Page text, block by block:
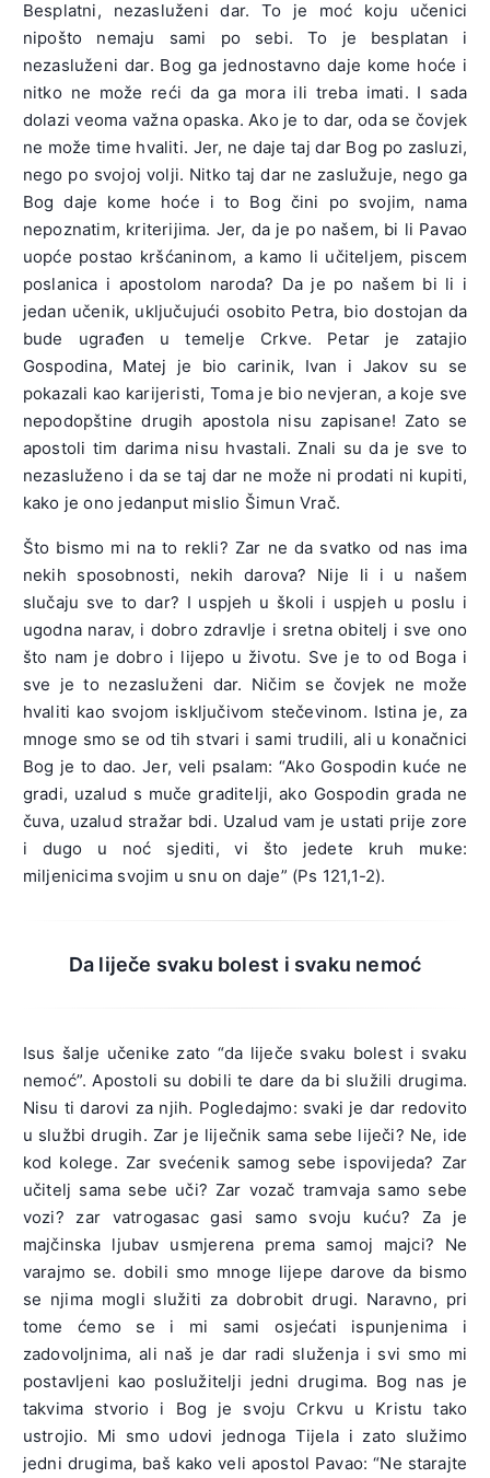
Besplatni, nezasluženi dar. To je moć koju učenici
nipošto nemaju sami po sebi. To je besplatan i
nezasluženi dar. Bog ga jednostavno daje kome hoće i
nitko ne može reći da ga mora ili treba imati. I sada
dolazi veoma važna opaska. Ako je to dar, oda se čovjek
ne može time hvaliti. Jer, ne daje taj dar Bog po zasluzi,
nego po svojoj volji. Nitko taj dar ne zaslužuje, nego ga
Bog daje kome hoće i to Bog čini po svojim, nama
nepoznatim, kriterijima. Jer, da je po našem, bi li Pavao
uopće postao kršćaninom, a kamo li učiteljem, piscem
poslanica i apostolom naroda? Da je po našem bi li i
jedan učenik, uključujući osobito Petra, bio dostojan da
bude ugrađen u temelje Crkve. Petar je zatajio
Gospodina, Matej je bio carinik, Ivan i Jakov su se
pokazali kao karijeristi, Toma je bio nevjeran, a koje sve
nepodopštine drugih apostola nisu zapisane! Zato se
apostoli tim darima nisu hvastali. Znali su da je sve to
nezasluženo i da se taj dar ne može ni prodati ni kupiti,
kako je ono jedanput mislio Šimun Vrač.
Što bismo mi na to rekli? Zar ne da svatko od nas ima
nekih sposobnosti, nekih darova? Nije li i u našem
slučaju sve to dar? I uspjeh u školi i uspjeh u poslu i
ugodna narav, i dobro zdravlje i sretna obitelj i sve ono
što nam je dobro i lijepo u životu. Sve je to od Boga i
sve je to nezasluženi dar. Ničim se čovjek ne može
hvaliti kao svojom isključivom stečevinom. Istina je, za
mnoge smo se od tih stvari i sami trudili, ali u konačnici
Bog je to dao. Jer, veli psalam: “Ako Gospodin kuće ne
gradi, uzalud s muče graditelji, ako Gospodin grada ne
čuva, uzalud stražar bdi. Uzalud vam je ustati prije zore
i dugo u noć sjediti, vi što jedete kruh muke:
miljenicima svojim u snu on daje” (Ps 121,1-2).
Da liječe svaku bolest i svaku nemoć
Isus šalje učenike zato “da liječe svaku bolest i svaku
nemoć”. Apostoli su dobili te dare da bi služili drugima.
Nisu ti darovi za njih. Pogledajmo: svaki je dar redovito
u službi drugih. Zar je liječnik sama sebe liječi? Ne, ide
kod kolege. Zar svećenik samog sebe ispovijeda? Zar
učitelj sama sebe uči? Zar vozač tramvaja samo sebe
vozi? zar vatrogasac gasi samo svoju kuću? Za je
majčinska ljubav usmjerena prema samoj majci? Ne
varajmo se. dobili smo mnoge lijepe darove da bismo
se njima mogli služiti za dobrobit drugi. Naravno, pri
tome ćemo se i mi sami osjećati ispunjenima i
zadovoljnima, ali naš je dar radi služenja i svi smo mi
postavljeni kao poslužitelji jedni drugima. Bog nas je
takvima stvorio i Bog je svoju Crkvu u Kristu tako
ustrojio. Mi smo udovi jednoga Tijela i zato služimo
jedni drugima, baš kako veli apostol Pavao: “Ne starajte